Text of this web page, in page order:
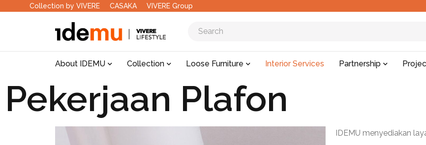
Collection by VIVERE CASAKA VIVERE Group
About IDEMU Collection Loose Furniture Interior Services Partnership
Pekerjaan Plafon
IDEMU menyediakan